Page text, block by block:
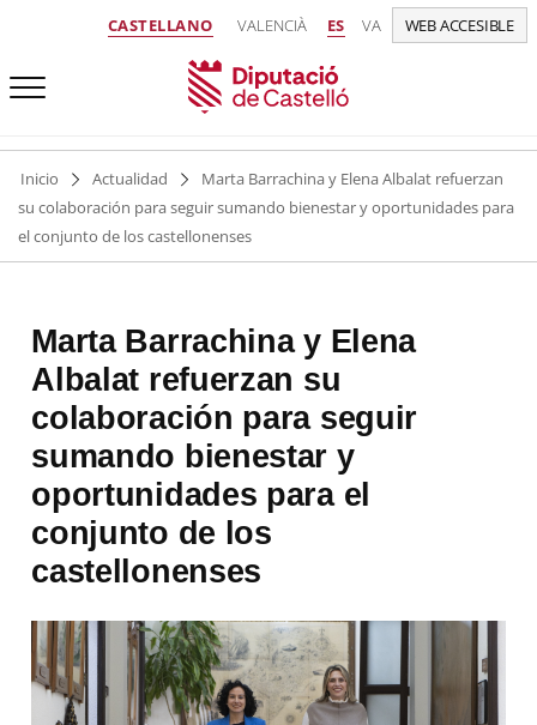
CASTELLANO VALENCIÀ ES VA WEB ACCESIBLE
Inicio Actualidad
Marta Barrachina y Elena Albalat refuerzan
su colaboración para seguir sumando bienestar y oportunidades para
el conjunto de los castellonenses
Marta Barrachina y Elena
Albalat refuerzan su
colaboración para seguir
sumando bienestar y
oportunidades para el
conjunto de los
castellonenses